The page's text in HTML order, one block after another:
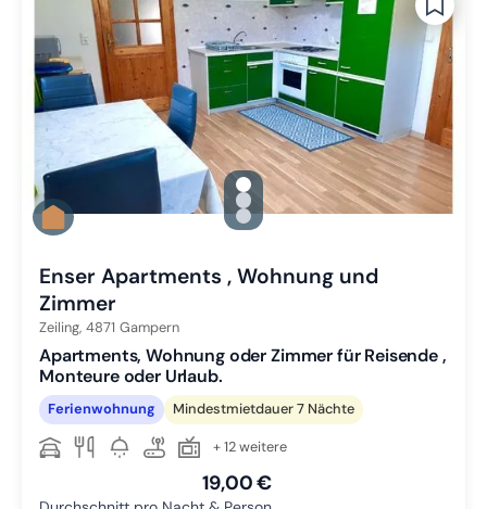
gallery.slide_selector
Zu Slide 1 wechseln
Zu Slide 2 wechseln
Zu Slide 3 wechseln
Enser Apartments , Wohnung und
Zimmer
Zeiling, 4871 Gampern
Apartments, Wohnung oder Zimmer für Reisende ,
Monteure oder Urlaub.
Ferienwohnung Mindestmietdauer 7 Nächte
+ 12 weitere
19,00 €